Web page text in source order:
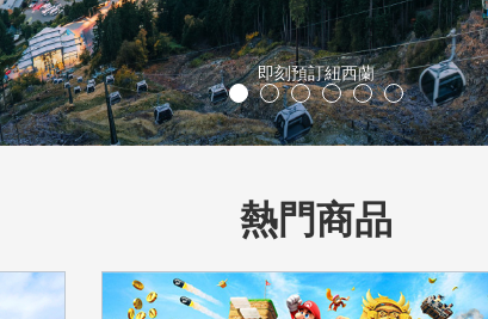
立山黑部
熱門商品